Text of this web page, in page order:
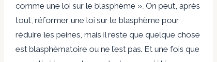
comme une loi sur le blasphème ». On peut, après
tout, réformer une loi sur le blasphème pour
réduire les peines, mais il reste que quelque chose
est blasphématoire ou ne l’est pas. Et une fois que